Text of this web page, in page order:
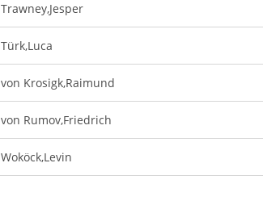
Trawney,Jesper
Türk,Luca
von Krosigk,Raimund
von Rumov,Friedrich
Woköck,Levin